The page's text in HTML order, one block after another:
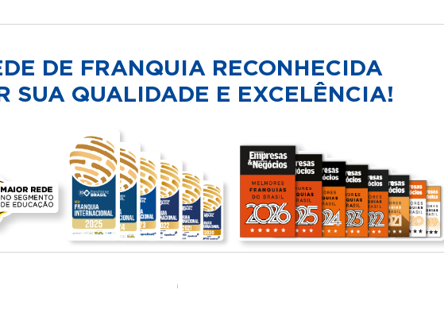
DE FRANQUIA RECONHECIDA
SUA QUALIDADE E EXCELÊNCIA!